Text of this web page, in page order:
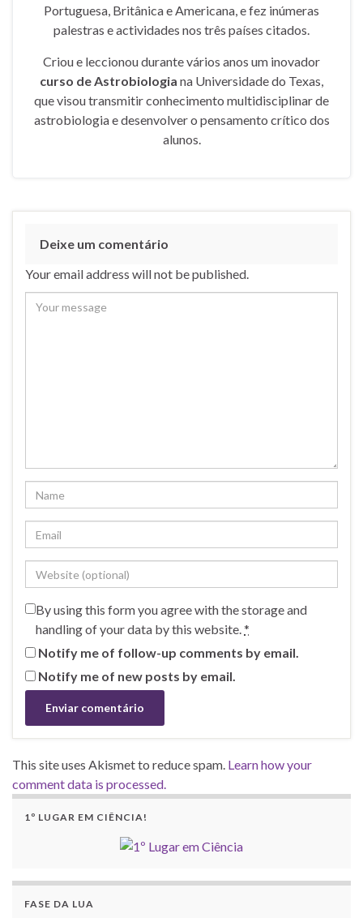
Portuguesa, Britânica e Americana, e fez inúmeras
palestras e actividades nos três países citados.
Criou e leccionou durante vários anos um inovador
curso de Astrobiologia na Universidade do Texas,
que visou transmitir conhecimento multidisciplinar de
astrobiologia e desenvolver o pensamento crítico dos
alunos.
Deixe um comentário
Your email address will not be published.
By using this form you agree with the storage and
handling of your data by this website.*
Notify me of follow-up comments by email.
Notify me of new posts by email.
This site uses Akismet to reduce spam. Learn how your
comment data is processed.
1º LUGAR EM CIÊNCIA!
FASE DA LUA